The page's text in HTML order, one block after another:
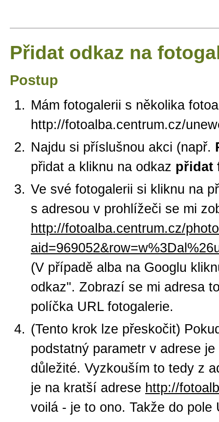
Přidat odkaz na
Postup
Mám fotogalerii s několika
http://fotoalba.centrum.cz/
Najdu si příslušnou akci (např.
přidat a kliknu na odkaz přidat
Ve své fotogalerii si kliknu na
s adresou v prohlížeči se mi
http://fotoalba.centrum.cz/
(V případě alba na Googlu
odkaz". Zobrazí se mi adresa
políčka URL fotogalerie.
(Tento krok lze přeskočit)
podstatný parametr v adrese
důležité. Vyzkouším to tedy z
je na kratší adrese http://
voilá - je to ono. Takže do